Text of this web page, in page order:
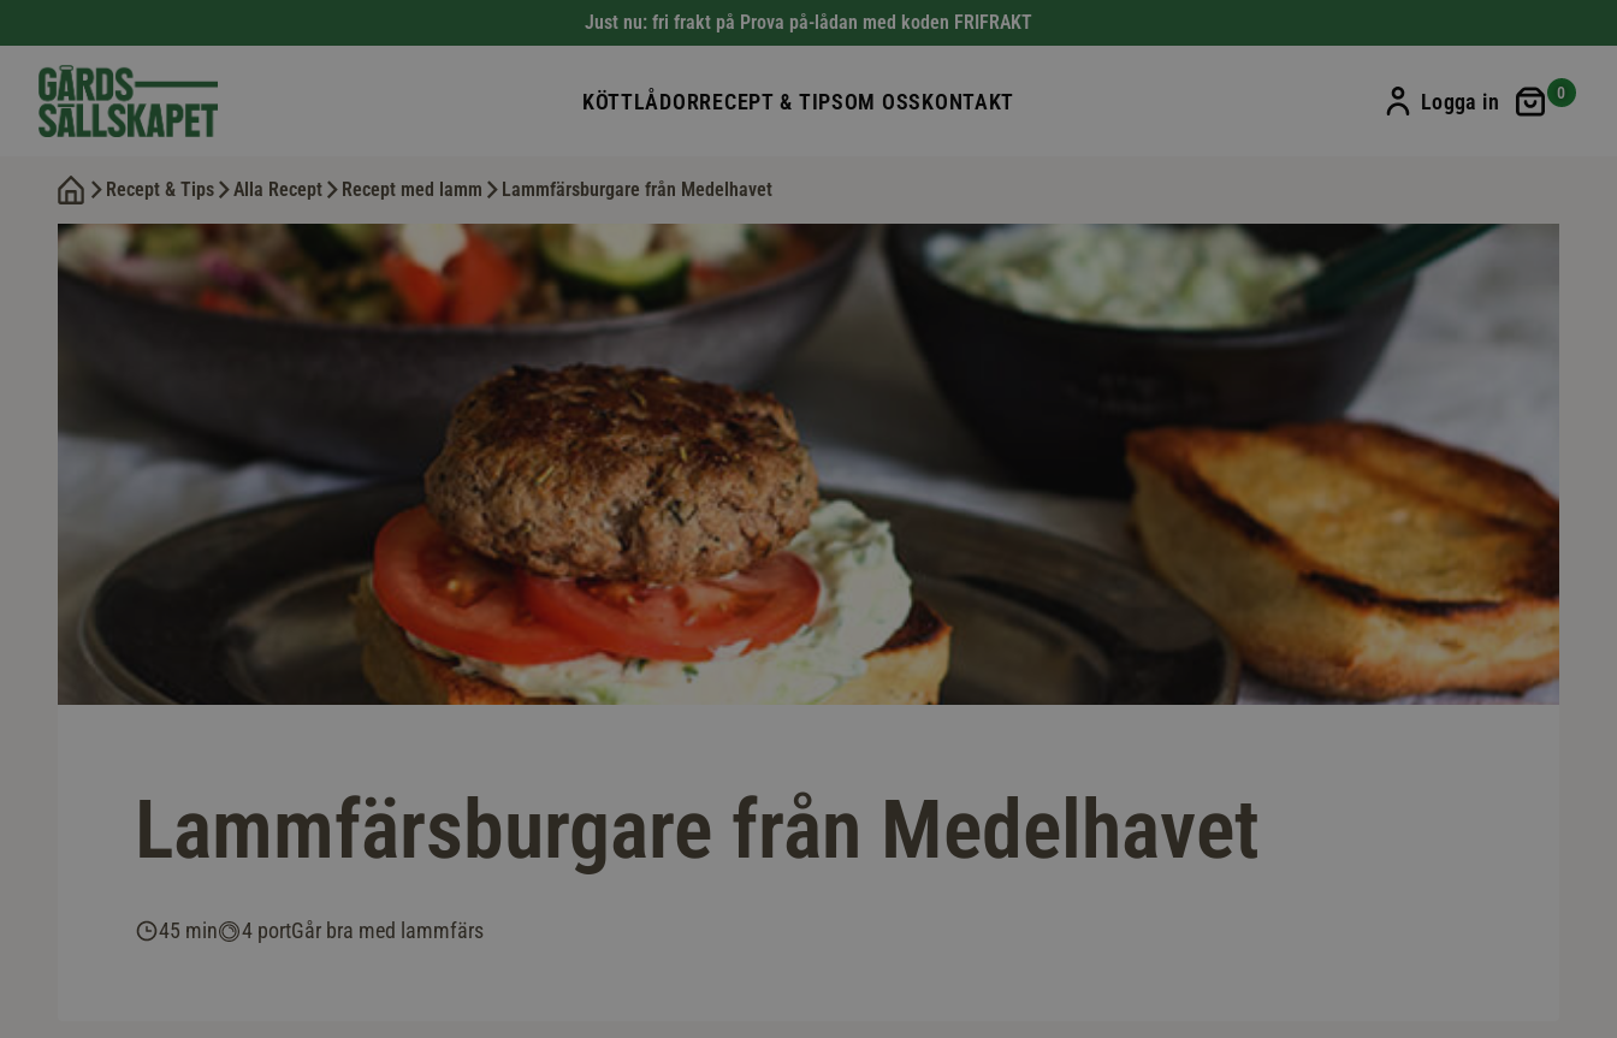
Just nu: fri frakt på Prova på-lådan med koden FRIFRAKT
KÖTTLÅDORRECEPT & TIPSOM OSSKONTAKT Logga in Min
0
Recept & Tips Alla Recept Recept med lamm Lammfärsburgare från Medelhavet
Lammfärsburgare från Medelhavet
45 min 4 portGår bra med lammfärs